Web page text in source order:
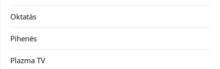
Oktatás
Pihenés
Plazma TV